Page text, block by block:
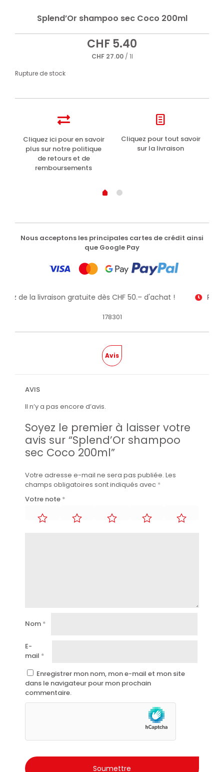
Splend’Or shampoo sec Coco 200ml
CHF5.40
CHF27.00/ 1l
Rupture de stock
Cliquez ici pour en savoir
plus sur notre politique
de retours et de
remboursements
Cliquez pour tout savoir
sur la livraison
Nous acceptons les principales cartes de crédit ainsi
que Google Pay
de la livraison gratuite dès CHF 50.– d'achat !
178301
Avis
AVIS
Il n’y a pas encore d’avis.
Soyez le premier à laisser votre
avis sur “Splend’Or shampoo
sec Coco 200ml”
Votre adresse e-mail ne sera pas publiée. Les
champs obligatoires sont indiqués avec *
Votre note *
Nom *
E-
mail *
Enregistrer mon nom, mon e-mail et mon site
dans le navigateur pour mon prochain
commentaire.